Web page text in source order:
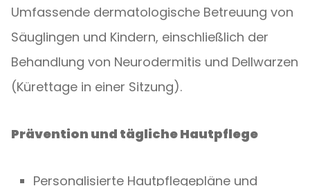
Umfassende dermatologische Betreuung von
Säuglingen und Kindern, einschließlich der
Behandlung von Neurodermitis und Dellwarzen
(Kürettage in einer Sitzung).
Prävention und tägliche Hautpflege
Personalisierte Hautpflegepläne und